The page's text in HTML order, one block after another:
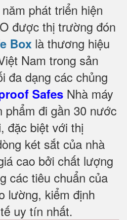
phát triển hiện
được thị trường đón
Box là thương hiệu
Nam trong sản
đa dạng các chủng
Safes Nhà máy
phẩm đi gần 30 nước
đặc biệt với thị
két sắt của nhà
cao bởi chất lượng
các tiêu chuẩn của
lường, kiểm định
uy tín nhất.